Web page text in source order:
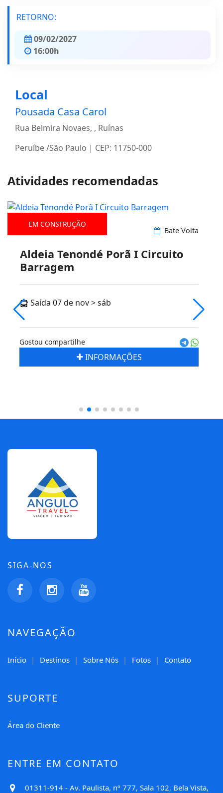
RETORNO:
09/02/2027
16:00h
Local
Pousada Casa Carol
Rua Belmira Novaes, , Ruínas
Peruíbe /São Paulo | CEP: 11750-000
Atividades recomendadas
EM CONSTRUÇÃO
Bate Volta
Aldeia Tenondé Porã I Circuito
Barragem
Saída 07 de nov > sáb
Gostou compartilhe
INFORMAÇÕES
SIGA-NOS
NAVEGAÇÃO
Início Destinos Sobre Nós Fotos Contato
SUPORTE
Área do Cliente
ENTRE EM CONTATO
01311-914 - Av. Paulista, nº 777, Sala 102, Bela Vista,